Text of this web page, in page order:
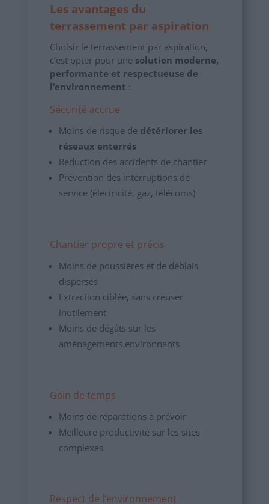
Les avantages du
terrassement par aspiration
Choisir le terrassement par aspiration,
c’est opter pour une solution moderne,
performante et respectueuse de
l’environnement :
Sécurité accrue
Moins de risque de détériorer les
réseaux enterrés
Réduction des accidents de chantier
Prévention des interruptions de
service (électricité, gaz, télécoms)
Chantier propre et précis
Moins de poussières et de déblais
dispersés
Extraction ciblée, sans creuser
inutilement
Moins de dégâts sur les
aménagements environnants
Gain de temps
Moins de réparations à prévoir
Meilleure productivité sur les sites
complexes
Respect de l’environnement